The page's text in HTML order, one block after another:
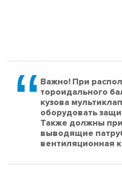
Важно! При
тороидального
кузова
оборудовать
Также должны
выводящие
вентиляционная